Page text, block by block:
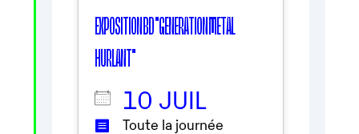
EXPOSITION BD "GENERATION METAL
HURLANT"
10 JUIL
Toute la journée